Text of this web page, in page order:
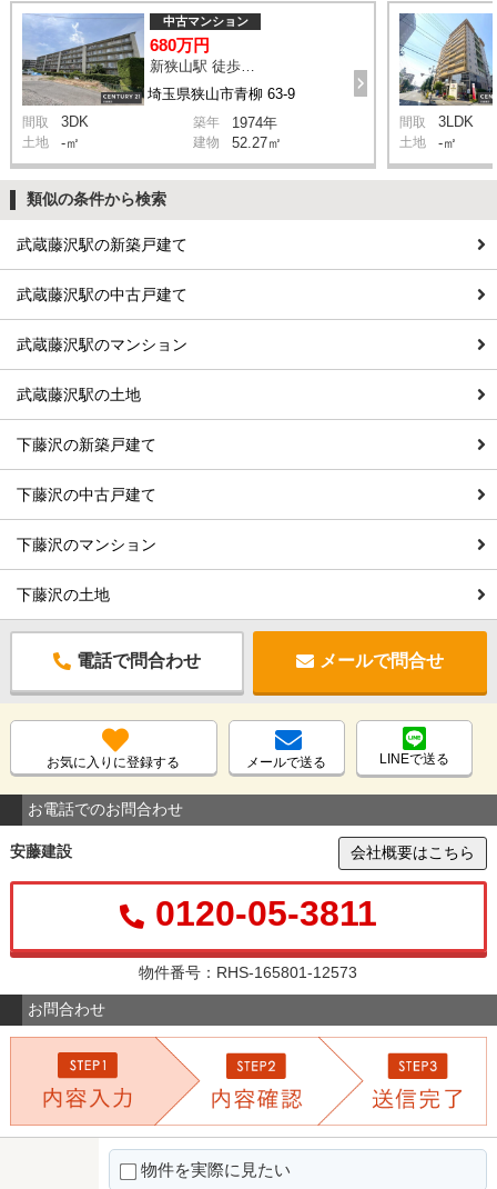
埼玉県狭山市青柳 63-9
中古マンション
680万円
新狭山駅 徒歩24分
間取 3DK 築年 1974年
土地 -㎡ 建物 52.27㎡
間取 3LDK
土地 -㎡
類似の条件から検索
武蔵藤沢駅の新築戸建て
武蔵藤沢駅の中古戸建て
武蔵藤沢駅のマンション
武蔵藤沢駅の土地
下藤沢の新築戸建て
下藤沢の中古戸建て
下藤沢のマンション
下藤沢の土地
電話で問合わせ メールで問合せ
お気に入りに登録する メールで送る LINEで送る
お電話でのお問合わせ
安藤建設 会社概要はこちら
0120-05-3811
物件番号：RHS-165801-12573
お問合わせ
物件を実際に見たい